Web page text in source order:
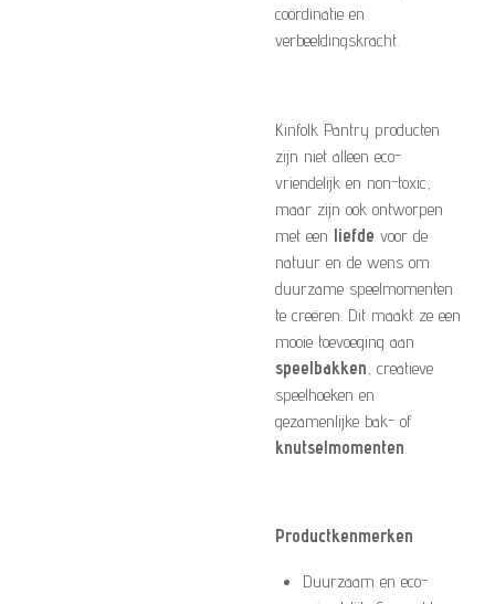
coördinatie en
verbeeldingskracht.
Kinfolk Pantry producten
zijn niet alleen eco-
vriendelijk en non-toxic,
maar zijn ook ontworpen
met een liefde voor de
natuur en de wens om
duurzame speelmomenten
te creëren. Dit maakt ze een
mooie toevoeging aan
speelbakken , creatieve
speelhoeken en
gezamenlijke bak- of
knutselmomenten
Productkenmerken
Duurzaam en eco-